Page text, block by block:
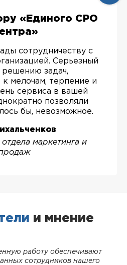
«Единого СРО
сотрудничеству с
Серьезный
решению задач,
к мелочам, терпение и
сервиса в вашей
позволяли
бы, невозможное.
маркетинга и
и мнение
работу обеспечивают
сотрудников нашего